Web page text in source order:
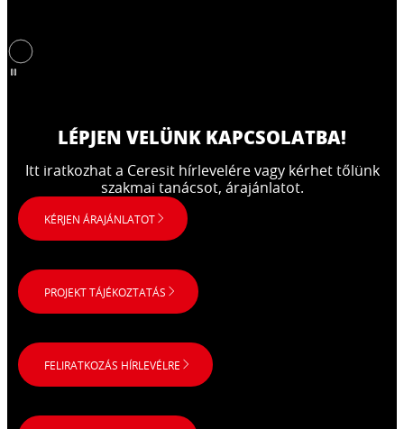
LÉPJEN VELÜNK KAPCSOLATBA!​
Itt iratkozhat a Ceresit hírlevelére vagy kérhet tőlünk
szakmai tanácsot, árajánlatot.
KÉRJEN ÁRAJÁNLATOT
PROJEKT TÁJÉKOZTATÁS
FELIRATKOZÁS HÍRLEVÉLRE